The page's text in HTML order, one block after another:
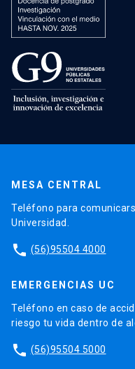
MESA CENTRAL
Teléfono para
Universidad.
phone (56)95504 4000
EMERGENCIAS UC
Teléfono en caso de
riesgo tu vida dentro de
phone (56)95504 5000